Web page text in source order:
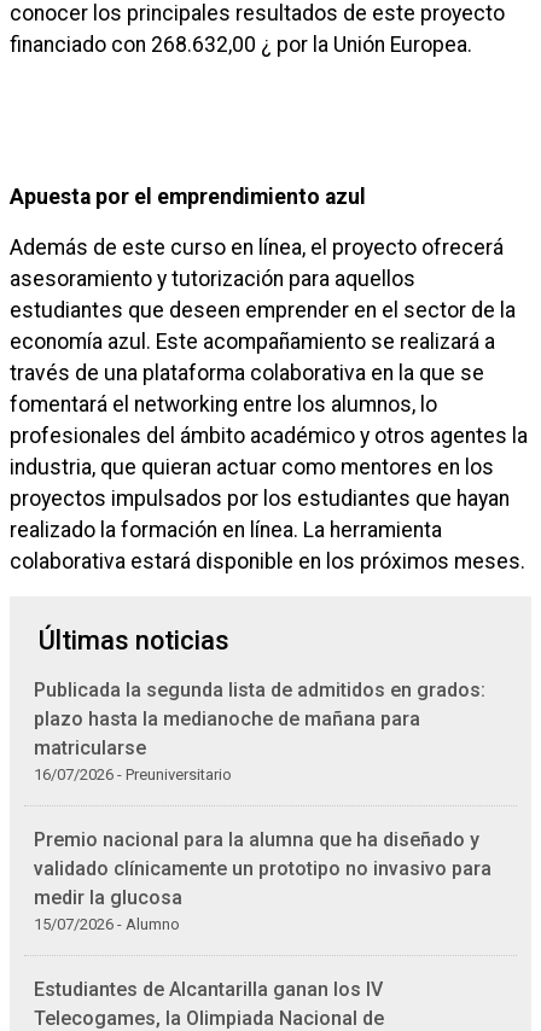
conocer los principales resultados de este proyecto
financiado con 268.632,00 ¿ por la Unión Europea.
Apuesta por el emprendimiento azul
Además de este curso en línea, el proyecto ofrecerá
asesoramiento y tutorización para aquellos
estudiantes que deseen emprender en el sector de la
economía azul. Este acompañamiento se realizará a
través de una plataforma colaborativa en la que se
fomentará el networking entre los alumnos, lo
profesionales del ámbito académico y otros agentes la
industria, que quieran actuar como mentores en los
proyectos impulsados por los estudiantes que hayan
realizado la formación en línea. La herramienta
colaborativa estará disponible en los próximos meses.
Últimas noticias
Publicada la segunda lista de admitidos en grados:
plazo hasta la medianoche de mañana para
matricularse
16/07/2026 - Preuniversitario
Premio nacional para la alumna que ha diseñado y
validado clínicamente un prototipo no invasivo para
medir la glucosa
15/07/2026 - Alumno
Estudiantes de Alcantarilla ganan los IV
Telecogames, la Olimpiada Nacional de